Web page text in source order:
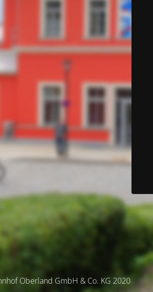
Oberland GmbH & Co. KG 2020